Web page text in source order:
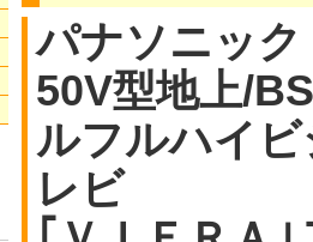
パナソニック
50V型地上/
ルフルハイ
レビ